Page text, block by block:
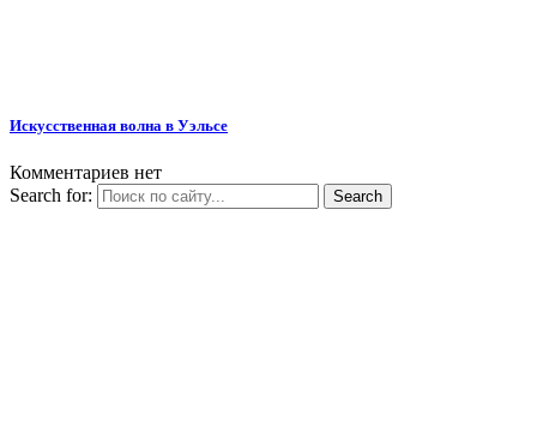
Искусственная волна в Уэльсе
Комментариев нет
Search for: